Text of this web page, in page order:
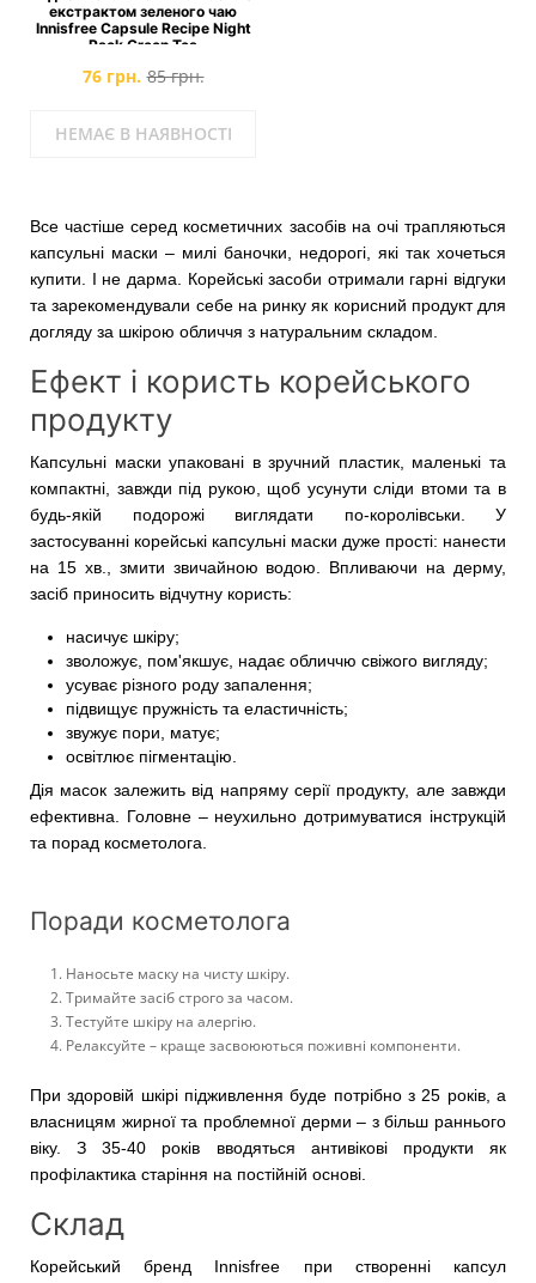
екстрактом зеленого чаю
Innisfree Capsule Recipe Night
Pack Green Tea
76 грн. 85 грн.
НЕМАЄ В НАЯВНОСТІ
Все частіше серед косметичних засобів на очі трапляються
капсульні маски – милі баночки, недорогі, які так хочеться
купити. І не дарма. Корейські засоби отримали гарні відгуки
та зарекомендували себе на ринку як корисний продукт для
догляду за шкірою обличчя з натуральним складом.
Ефект і користь корейського
продукту
Капсульні маски упаковані в зручний пластик, маленькі та
компактні, завжди під рукою, щоб усунути сліди втоми та в
будь-якій подорожі виглядати по-королівськи. У
застосуванні корейські капсульні маски дуже прості: нанести
на 15 хв., змити звичайною водою. Впливаючи на дерму,
засіб приносить відчутну користь:
насичує шкіру;
зволожує, пом'якшує, надає обличчю свіжого вигляду;
усуває різного роду запалення;
підвищує пружність та еластичність;
звужує пори, матує;
освітлює пігментацію.
Дія масок залежить від напряму серії продукту, але завжди
ефективна. Головне – неухильно дотримуватися інструкцій
та порад косметолога.
Поради косметолога
Наносьте маску на чисту шкіру.
Тримайте засіб строго за часом.
Тестуйте шкіру на алергію.
Релаксуйте – краще засвоюються поживні компоненти.
При здоровій шкірі підживлення буде потрібно з 25 років, а
власницям жирної та проблемної дерми – з більш раннього
віку. З 35-40 років вводяться антивікові продукти як
профілактика старіння на постійній основі.
Склад
Корейський бренд Innisfree при створенні капсул